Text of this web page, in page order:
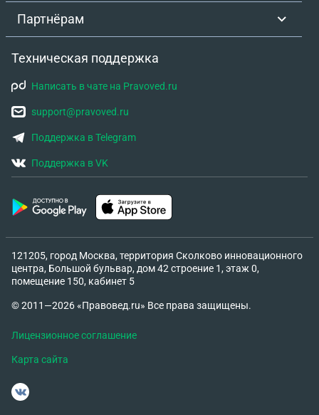
Партнёрам
Техническая поддержка
Написать в чате на Pravoved.ru
support@pravoved.ru
Поддержка в Telegram
Поддержка в VK
121205, город Москва, территория Сколково инновационного
центра, Большой бульвар, дом 42 строение 1, этаж 0,
помещение 150, кабинет 5
© 2011—2026 «Правовед.ru» Все права защищены.
Лицензионное соглашение
Карта сайта